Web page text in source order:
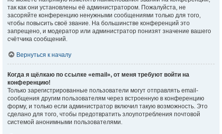
так как они установлены её администратором. Пожалуйста, не
засоряйте конференцию ненужными сообщениями только для того,
чтобы повысить своё звание. На большинстве конференций это
запрещено, и модератор или администратор понизят значение вашего
счётчика сообщений.
Вернуться к началу
Когда я щёлкаю по ссылке «email», от меня требуют войти на
конференцию!
Только зарегистрированные пользователи могут отправлять email-
сообщения другим пользователям через встроенную в конференцию
форму, и только если администратор включил такую возможность. Это
сделано для того, чтобы предотвратить злоупотребления почтовой
системой анонимными пользователями.